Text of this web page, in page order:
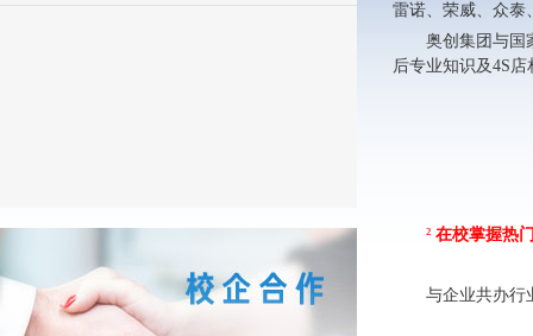
雷诺、荣威、众泰
奥创集团与国
后专业知识及4S
² 在校掌握热
与企业共办行